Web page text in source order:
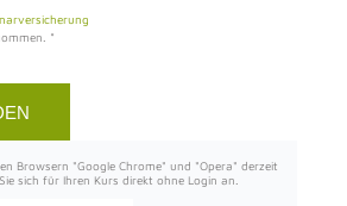
*
Browsern "Google Chrome" und "Opera" derzeit
sich für Ihren Kurs direkt ohne Login an.